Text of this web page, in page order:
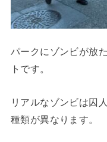
パークにゾンビが放
トです。
リアルなゾンビは囚
種類が異なります。